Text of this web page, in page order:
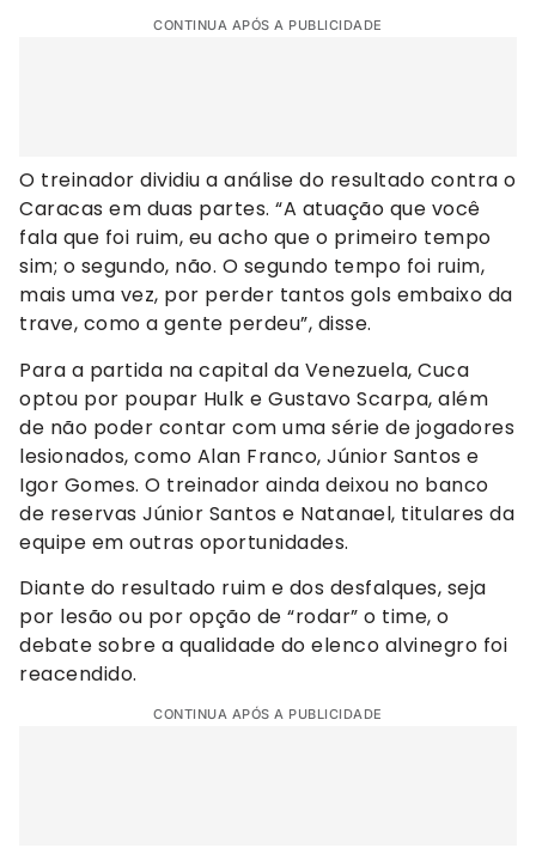
CONTINUA APÓS A PUBLICIDADE
O treinador dividiu a análise do resultado contra o
Caracas em duas partes. “A atuação que você
fala que foi ruim, eu acho que o primeiro tempo
sim; o segundo, não. O segundo tempo foi ruim,
mais uma vez, por perder tantos gols embaixo da
trave, como a gente perdeu”, disse.
Para a partida na capital da Venezuela, Cuca
optou por poupar Hulk e Gustavo Scarpa, além
de não poder contar com uma série de jogadores
lesionados, como Alan Franco, Júnior Santos e
Igor Gomes. O treinador ainda deixou no banco
de reservas Júnior Santos e Natanael, titulares da
equipe em outras oportunidades.
Diante do resultado ruim e dos desfalques, seja
por lesão ou por opção de “rodar” o time, o
debate sobre a qualidade do elenco alvinegro foi
reacendido.
CONTINUA APÓS A PUBLICIDADE